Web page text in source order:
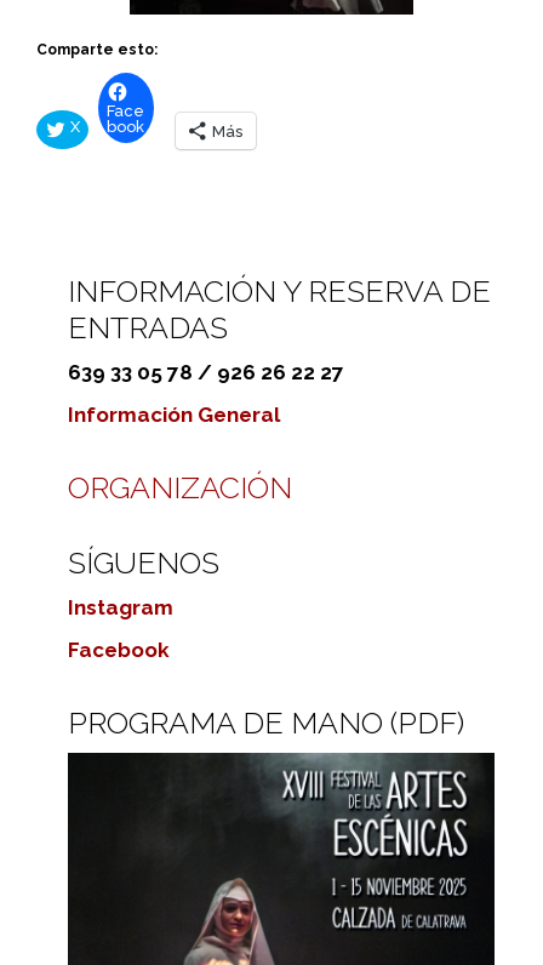
Comparte esto:
X
Face
book
Más
INFORMACIÓN Y RESERVA DE
ENTRADAS
639 33 05 78 / 926 26 22 27
Información General
ORGANIZACIÓN
SÍGUENOS
Instagram
Facebook
PROGRAMA DE MANO (PDF)